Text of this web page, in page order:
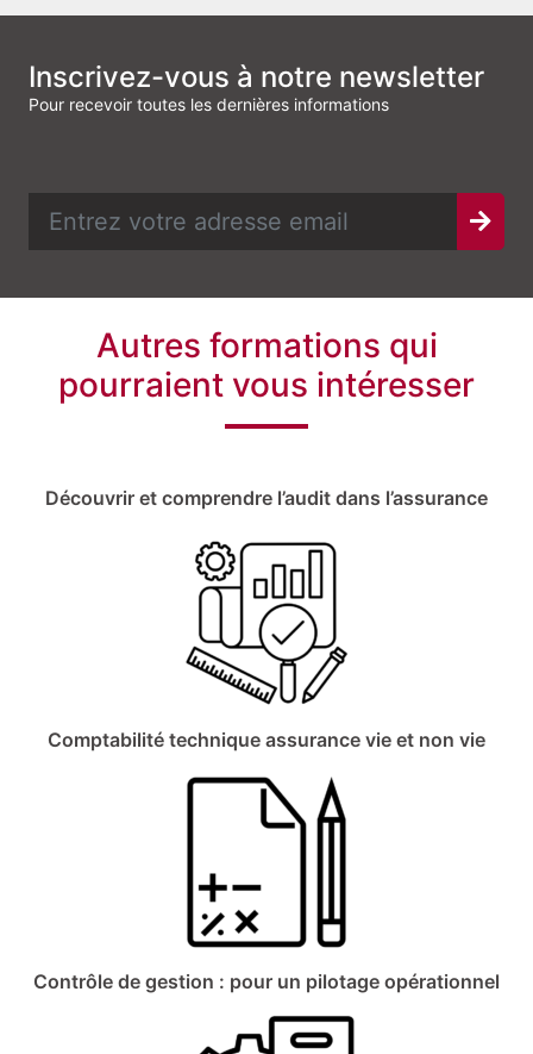
Inscrivez-vous à notre newsletter
Pour recevoir toutes les dernières informations
Autres formations qui
pourraient vous intéresser
Découvrir et comprendre l’audit dans l’assurance
Comptabilité technique assurance vie et non vie
Contrôle de gestion : pour un pilotage opérationnel